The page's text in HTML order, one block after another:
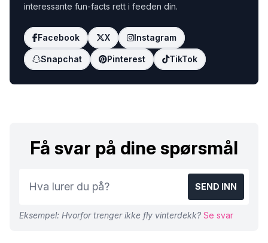
interessante fun-facts rett i feeden din.
Facebook X Instagram
Snapchat Pinterest TikTok
Få svar på dine spørsmål
SEND INN
Eksempel: Hvorfor trenger ikke fly vinterdekk? Se svar